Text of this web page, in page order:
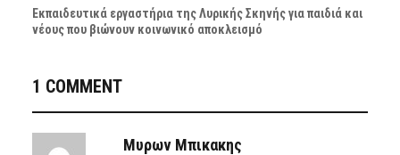
Εκπαιδευτικά εργαστήρια της Λυρικής Σκηνής για παιδιά και
νέους που βιώνουν κοινωνικό αποκλεισμό
1 COMMENT
Μυρων Μπικακης